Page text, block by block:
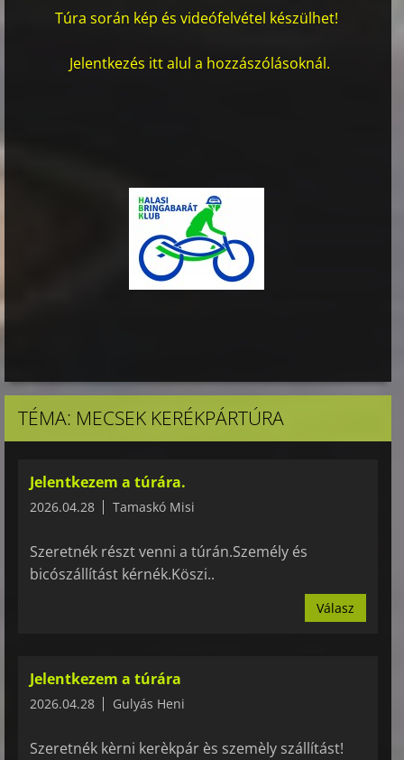
Túra során kép és videófelvétel készülhet!
Jelentkezés itt alul a hozzászólásoknál.
TÉMA: MECSEK KERÉKPÁRTÚRA
Jelentkezem a túrára.
2026.04.28 Tamaskó Misi
Szeretnék részt venni a túrán.Személy és
bicószállítást kérnék.Köszi..
Válasz
Jelentkezem a túrára
2026.04.28 Gulyás Heni
Szeretnék kèrni kerèkpár ès szemèly szállítást!